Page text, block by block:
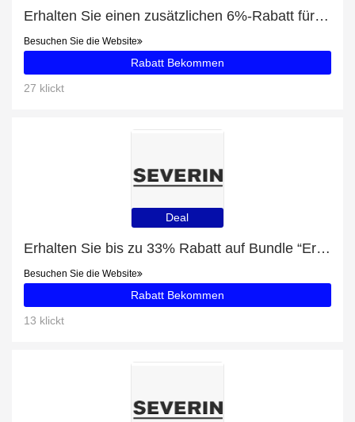
Erhalten Sie einen zusätzlichen 6%-Rabatt für Pedroc Durastretch Light Cap
Besuchen Sie die Website
Rabatt Bekommen
27 klickt
Deal
Erhalten Sie bis zu 33% Rabatt auf Bundle “Erste eigene Wohnung” und 89 beliebte Artikel
Besuchen Sie die Website
Rabatt Bekommen
13 klickt